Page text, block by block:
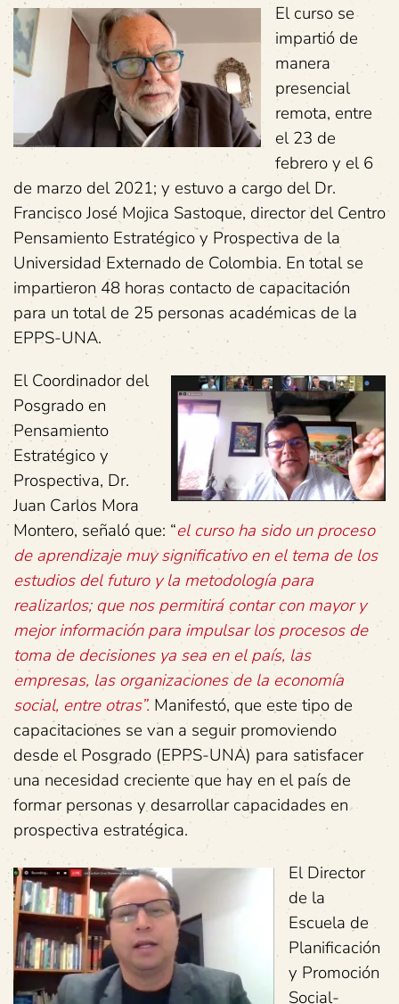
El curso se
impartió de
manera
presencial
remota, entre
el 23 de
febrero y el 6
de marzo del 2021; y estuvo a cargo del Dr.
Francisco José Mojica Sastoque, director del Centro
Pensamiento Estratégico y Prospectiva de la
Universidad Externado de Colombia. En total se
impartieron 48 horas contacto de capacitación
para un total de 25 personas académicas de la
EPPS-UNA.
El Coordinador del
Posgrado en
Pensamiento
Estratégico y
Prospectiva, Dr.
Juan Carlos Mora
Montero, señaló que: “el curso ha sido un proceso
de aprendizaje muy significativo en el tema de los
estudios del futuro y la metodología para
realizarlos; que nos permitirá contar con mayor y
mejor información para impulsar los procesos de
toma de decisiones ya sea en el país, las
empresas, las organizaciones de la economía
social, entre otras”. Manifestó, que este tipo de
capacitaciones se van a seguir promoviendo
desde el Posgrado (EPPS-UNA) para satisfacer
una necesidad creciente que hay en el país de
formar personas y desarrollar capacidades en
prospectiva estratégica.
El Director
de la
Escuela de
Planificación
y Promoción
Social-